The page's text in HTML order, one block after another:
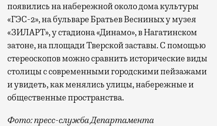
появились на набережной около дома культуры
«ГЭС-2», на бульваре Братьев Весниных у музея
«ЗИЛАРТ», у стадиона «Динамо», в Нагатинском
затоне, на площади Тверской заставы. С помощью
стереоскопов можно сравнить исторические виды
столицы с современными городскими пейзажами
и увидеть, как менялись улицы, набережные и
общественные пространства.
Фото: пресс-служба Департамента